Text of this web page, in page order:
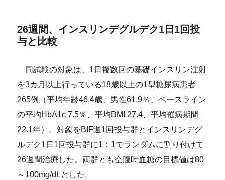
26週間、インスリンデグルデク1日1回投
与と比較
同試験の対象は、1日複数回の基礎インスリン注射
を3カ月以上行っている18歳以上の1型糖尿病患者
265例（平均年齢46.4歳、男性61.9％、ベースライン
の平均HbA1c 7.5％、平均BMI 27.4、平均罹病期間
22.1年）。対象をBIF週1回投与群とインスリンデグ
ルデク1日1回投与群に1：1でランダムに割り付けて
26週間治療した。両群とも空腹時血糖の目標値は80
～100mg/dLとした。